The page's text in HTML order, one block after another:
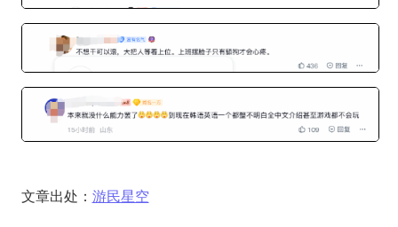
文章出处： 游民星空